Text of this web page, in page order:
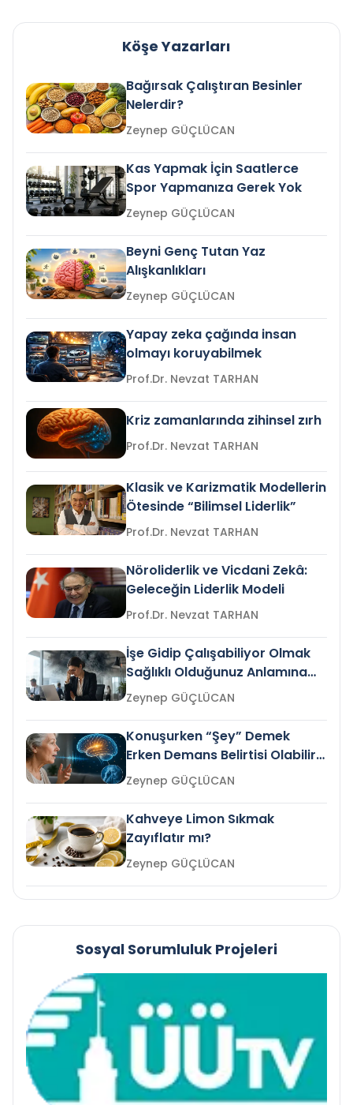
Köşe Yazarları
Bağırsak Çalıştıran Besinler
Nelerdir?
Zeynep GÜÇLÜCAN
Kas Yapmak İçin Saatlerce
Spor Yapmanıza Gerek Yok
Zeynep GÜÇLÜCAN
Beyni Genç Tutan Yaz
Alışkanlıkları
Zeynep GÜÇLÜCAN
Yapay zeka çağında insan
olmayı koruyabilmek
Prof.Dr. Nevzat TARHAN
Kriz zamanlarında zihinsel zırh
Prof.Dr. Nevzat TARHAN
Klasik ve Karizmatik Modellerin
Ötesinde “Bilimsel Liderlik”
Prof.Dr. Nevzat TARHAN
Nöroliderlik ve Vicdani Zekâ:
Geleceğin Liderlik Modeli
Prof.Dr. Nevzat TARHAN
İşe Gidip Çalışabiliyor Olmak
Sağlıklı Olduğunuz Anlamına
Gelir mi?Zeynep GÜÇLÜCAN
Konuşurken “Şey” Demek
Erken Demans Belirtisi Olabilir
mi?
Zeynep GÜÇLÜCAN
Kahveye Limon Sıkmak
Zayıflatır mı?
Zeynep GÜÇLÜCAN
Sosyal Sorumluluk Projeleri